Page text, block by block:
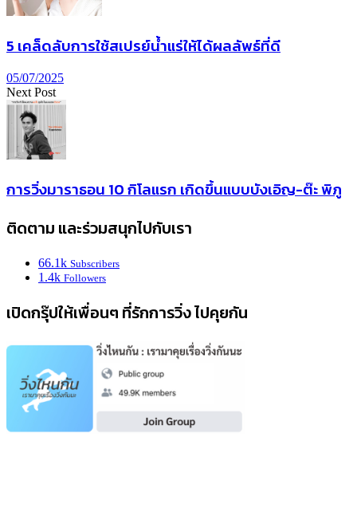
5 เคล็ดลับการใช้สเปรย์น้ำแร่ให้ได้ผลลัพธ์ที่ดี
05/07/2025
Next Post
การวิ่งมาราธอน 10 กิโลแรก เกิดขึ้นแบบบังเอิญ-ต๊ะ พิภู
ติดตาม และร่วมสนุกไปกับเรา
66.1k Subscribers
1.4k Followers
เปิดกรุ๊ปให้เพื่อนๆ ที่รักการวิ่ง ไปคุยกัน